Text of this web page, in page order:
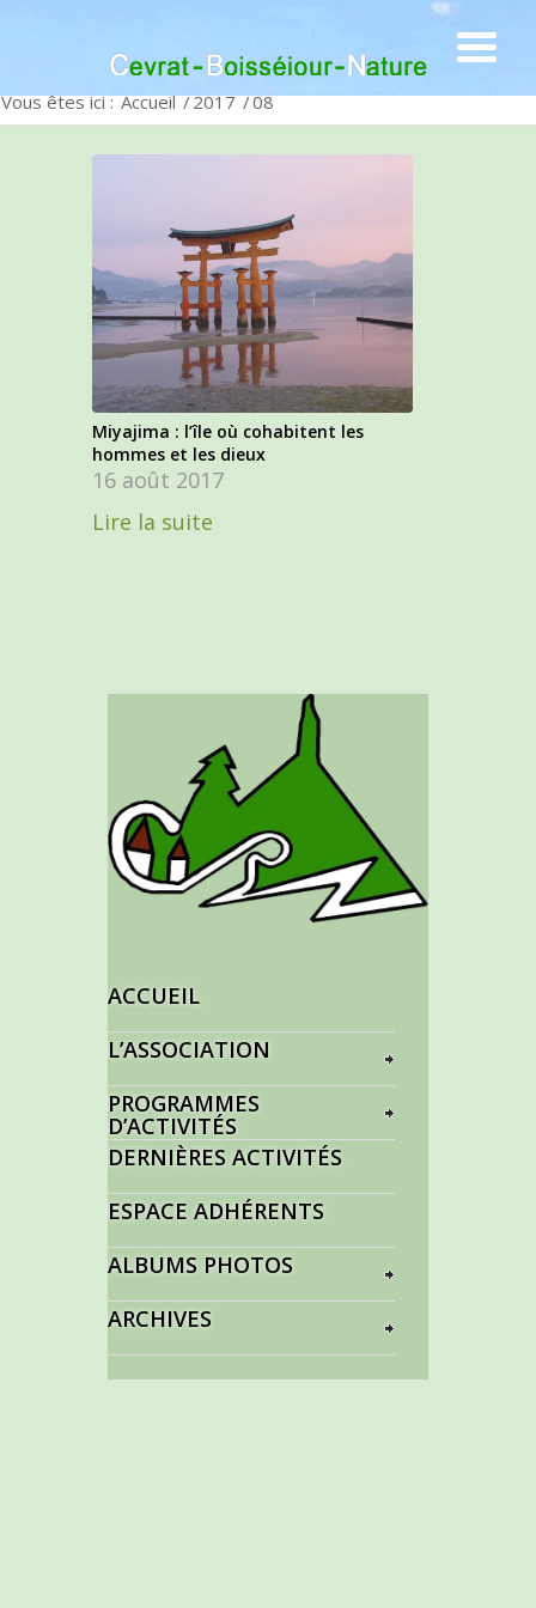
Vous êtes ici : Accueil /2017 /08
Miyajima : l’île où cohabitent les
hommes et les dieux
16 août 2017
Lire la suite
ACCUEIL
L’ASSOCIATION
PROGRAMMES
D’ACTIVITÉS
DERNIÈRES ACTIVITÉS
ESPACE ADHÉRENTS
ALBUMS PHOTOS
ARCHIVES